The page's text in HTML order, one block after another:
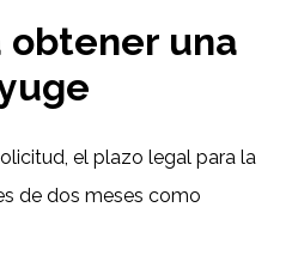
obtener una
el plazo legal para la
de dos meses como